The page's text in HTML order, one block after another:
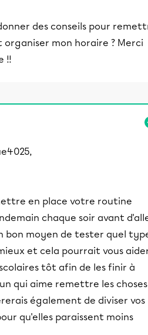
des conseils pour
mon horaire ? Merci
!!
en place votre routine
chaque soir avant
bon moyen de tester quel
et cela pourrait vous
tôt afin de les finir à
qui aime remettre les
également de diviser vos
qu'elles paraissent moins